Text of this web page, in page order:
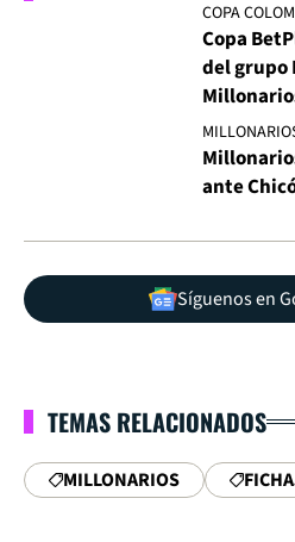
COPA
Copa
del grupo
ante
Síguenos en
TEMAS RELACIONADOS
MILLONARIOS